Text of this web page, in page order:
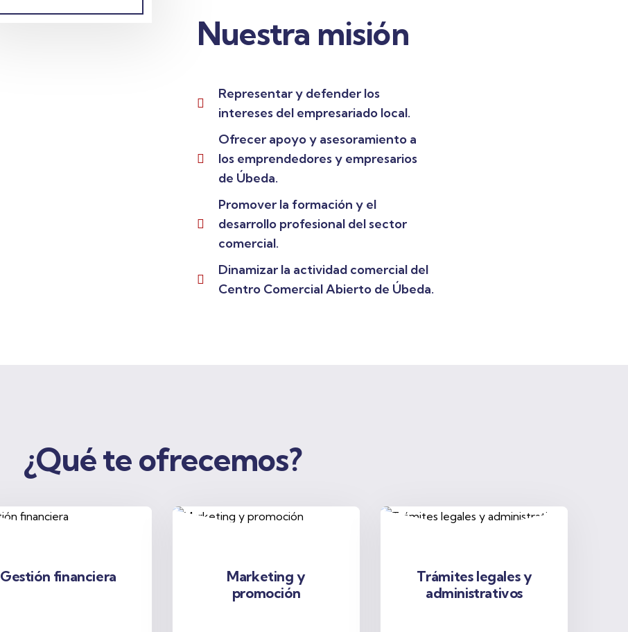
Nuestra misión
Representar y defender los
intereses del empresariado local.
Ofrecer apoyo y asesoramiento a
los emprendedores y empresarios
de Úbeda.
Promover la formación y el
desarrollo profesional del sector
comercial.
Dinamizar la actividad comercial del
Centro Comercial Abierto de Úbeda.
¿Qué te ofrecemos?
Gestión financiera
Marketing y
promoción
Trámites legales y
administrativos